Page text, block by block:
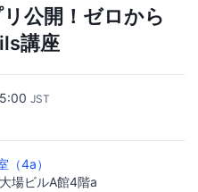
リ公開！ゼロから
講座
JST
（4a）
場ビルA館4階a